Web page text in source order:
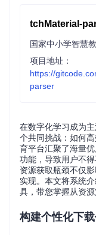
tchMaterial-
项目地址：
https://
parser
在数字化学习成为
个共同挑战：如何
育平台汇聚了海量
功能，导致用户不
资源获取瓶颈不仅
实现。本文将系统
具，带您掌握从资源
构建个性化下